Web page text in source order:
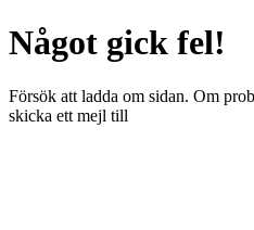
Något gick fel!
Försök att ladda om sidan. Om
skicka ett mejl till